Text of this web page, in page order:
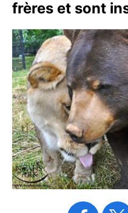
frères et sont